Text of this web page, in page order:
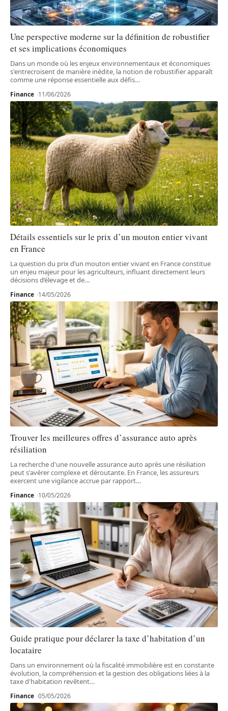
Une perspective moderne sur la définition de robustifier
et ses implications économiques
Dans un monde où les enjeux environnementaux et économiques
s'entrecroisent de manière inédite, la notion de robustifier apparaît
comme une réponse essentielle aux défis…
Finance 11/06/2026
Détails essentiels sur le prix d’un mouton entier vivant
en France
La question du prix d’un mouton entier vivant en France constitue
un enjeu majeur pour les agriculteurs, influant directement leurs
décisions d’élevage et de…
Finance 14/05/2026
Trouver les meilleures offres d’assurance auto après
résiliation
La recherche d'une nouvelle assurance auto après une résiliation
peut s'avérer complexe et déroutante. En France, les assureurs
exercent une vigilance accrue par rapport…
Finance 10/05/2026
Guide pratique pour déclarer la taxe d’habitation d’un
locataire
Dans un environnement où la fiscalité immobilière est en constante
évolution, la compréhension et la gestion des obligations liées à la
taxe d'habitation revêtent…
Finance 05/05/2026